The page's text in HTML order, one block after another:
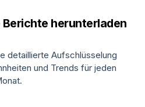
herunterladen
detaillierte Aufschlüsselung
und Trends für jeden